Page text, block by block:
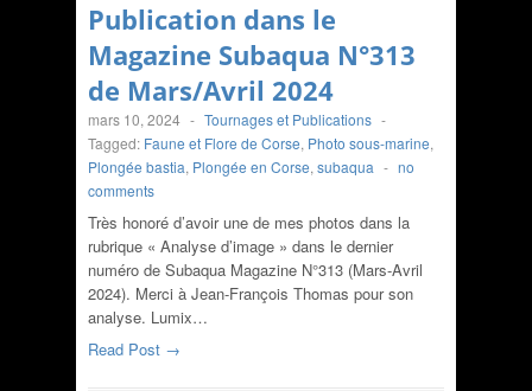
Publication dans le
Magazine Subaqua N°313
de Mars/Avril 2024
mars 10, 2024 - Tournages et Publications -
Tagged: Faune et Flore de Corse, Photo sous-marine,
Plongée bastia, Plongée en Corse, subaqua - no
comments
Très honoré d’avoir une de mes photos dans la
rubrique « Analyse d’image » dans le dernier
numéro de Subaqua Magazine N°313 (Mars-Avril
2024). Merci à Jean-François Thomas pour son
analyse. Lumix…
Read Post →